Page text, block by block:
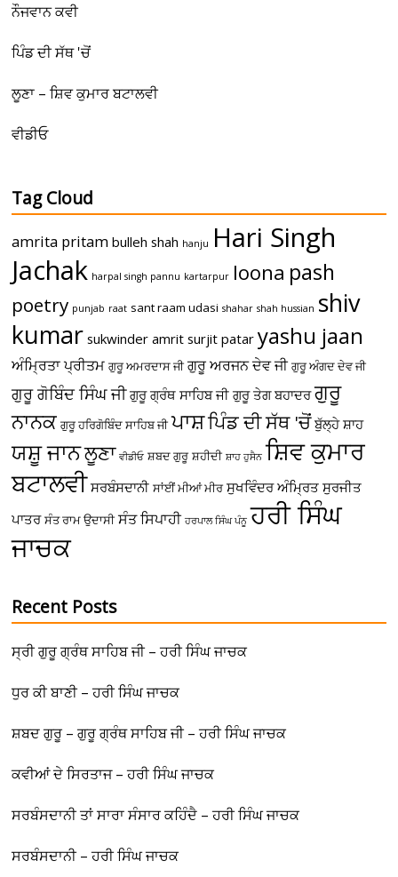
ਨੌਜਵਾਨ ਕਵੀ
ਪਿੰਡ ਦੀ ਸੱਥ 'ਚੋਂ
ਲੂਣਾ – ਸ਼ਿਵ ਕੁਮਾਰ ਬਟਾਲਵੀ
ਵੀਡੀਓ
Tag Cloud
amrita pritam bulleh shah hanju Hari Singh
Jachak harpal singh pannu kartarpur loona pash
poetry punjab raat sant raam udasi shahar shah hussian shiv
kumar sukwinder amrit surjit patar yashu jaan
ਅੰਮ੍ਰਿਤਾ ਪ੍ਰੀਤਮ ਗੁਰੂ ਅਮਰਦਾਸ ਜੀ ਗੁਰੂ ਅਰਜਨ ਦੇਵ ਜੀ ਗੁਰੂ ਅੰਗਦ ਦੇਵ ਜੀ
ਗੁਰੂ ਗੋਬਿੰਦ ਸਿੰਘ ਜੀ ਗੁਰੂ ਗ੍ਰੰਥ ਸਾਹਿਬ ਜੀ ਗੁਰੂ ਤੇਗ ਬਹਾਦਰ ਗੁਰੂ
ਨਾਨਕ ਗੁਰੂ ਹਰਿਗੋਬਿੰਦ ਸਾਹਿਬ ਜੀ ਪਾਸ਼ਪਿੰਡ ਦੀ ਸੱਥ 'ਚੋਂ ਬੁੱਲ੍ਹੇ ਸ਼ਾਹ
ਯਸ਼ੂ ਜਾਨਲੂਣਾ ਵੀਡੀਓ ਸ਼ਬਦ ਗੁਰੂ ਸ਼ਹੀਦੀ ਸ਼ਾਹ ਹੁਸੈਨ ਸ਼ਿਵ ਕੁਮਾਰ
ਬਟਾਲਵੀ ਸਰਬੰਸਦਾਨੀ ਸਾਂਈਂ ਮੀਆਂ ਮੀਰ ਸੁਖਵਿੰਦਰ ਅੰਮ੍ਰਿਤ ਸੁਰਜੀਤ
ਪਾਤਰ ਸੰਤ ਰਾਮ ਉਦਾਸੀ ਸੰਤ ਸਿਪਾਹੀ ਹਰਪਾਲ ਸਿੰਘ ਪੰਨੂ ਹਰੀ ਸਿੰਘ
ਜਾਚਕ
Recent Posts
ਸ੍ਰੀ ਗੁਰੂ ਗ੍ਰੰਥ ਸਾਹਿਬ ਜੀ – ਹਰੀ ਸਿੰਘ ਜਾਚਕ
ਧੁਰ ਕੀ ਬਾਣੀ – ਹਰੀ ਸਿੰਘ ਜਾਚਕ
ਸ਼ਬਦ ਗੁਰੂ – ਗੁਰੂ ਗ੍ਰੰਥ ਸਾਹਿਬ ਜੀ – ਹਰੀ ਸਿੰਘ ਜਾਚਕ
ਕਵੀਆਂ ਦੇ ਸਿਰਤਾਜ – ਹਰੀ ਸਿੰਘ ਜਾਚਕ
ਸਰਬੰਸਦਾਨੀ ਤਾਂ ਸਾਰਾ ਸੰਸਾਰ ਕਹਿੰਦੈ – ਹਰੀ ਸਿੰਘ ਜਾਚਕ
ਸਰਬੰਸਦਾਨੀ – ਹਰੀ ਸਿੰਘ ਜਾਚਕ